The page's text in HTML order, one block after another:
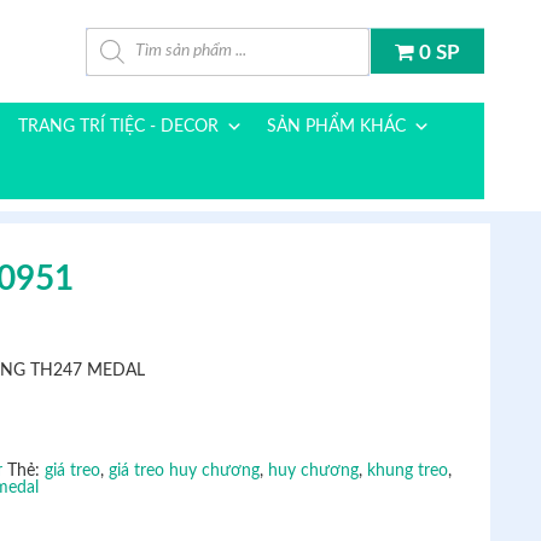
Tìm kiếm sản phẩm
0 SP
TRANG TRÍ TIỆC - DECOR SẢN PHẨM KHÁC
TH247 MEDAL
Thẻ: giá treo, giá treo huy chương, huy chương, khung treo,